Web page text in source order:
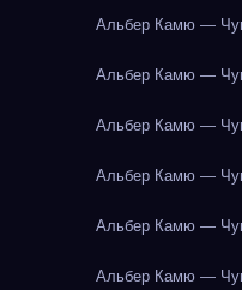
Альбер Камю —
Альбер Камю —
Альбер Камю —
Альбер Камю —
Альбер Камю —
Альбер Камю —